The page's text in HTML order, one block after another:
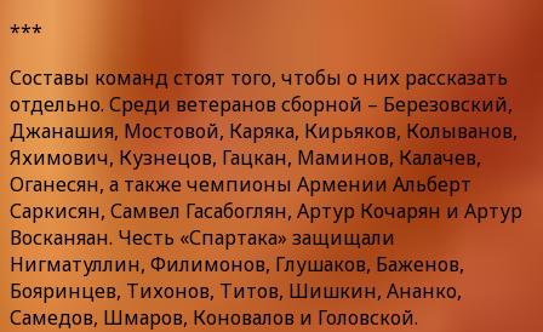
***
Составы команд стоят того, чтобы о них рассказать
отдельно. Среди ветеранов сборной – Березовский,
Джанашия, Мостовой, Каряка, Кирьяков, Колыванов,
Яхимович, Кузнецов, Гацкан, Маминов, Калачев,
Оганесян, а также чемпионы Армении Альберт
Саркисян, Самвел Гасабоглян, Артур Кочарян и Артур
Восканяан. Честь «Спартака» защищали
Нигматуллин, Филимонов, Глушаков, Баженов,
Бояринцев, Тихонов, Титов, Шишкин, Ананко,
Самедов, Шмаров, Коновалов и Головской.